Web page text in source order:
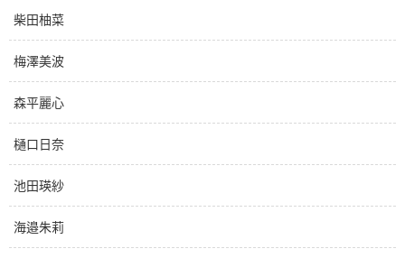
柴田柚菜
梅澤美波
森平麗心
樋口日奈
池田瑛紗
海邉朱莉